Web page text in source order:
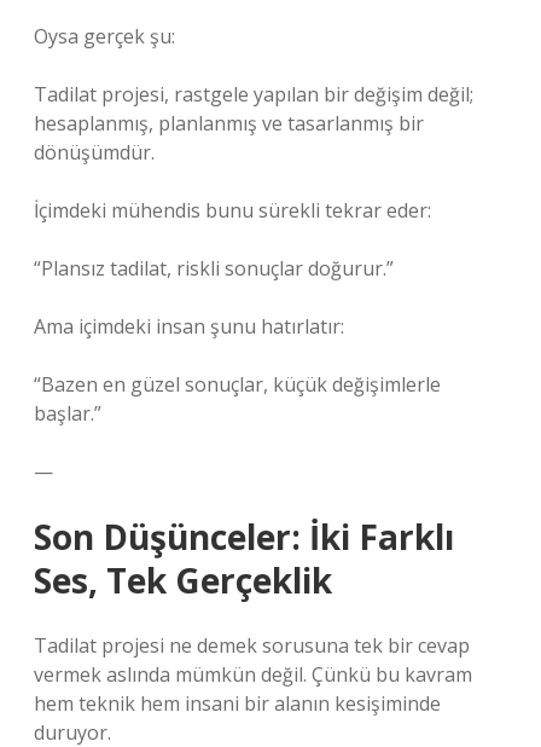
Oysa gerçek şu:
Tadilat projesi, rastgele yapılan bir değişim değil;
hesaplanmış, planlanmış ve tasarlanmış bir
dönüşümdür.
İçimdeki mühendis bunu sürekli tekrar eder:
“Plansız tadilat, riskli sonuçlar doğurur.”
Ama içimdeki insan şunu hatırlatır:
“Bazen en güzel sonuçlar, küçük değişimlerle
başlar.”
—
Son Düşünceler: İki Farklı
Ses, Tek Gerçeklik
Tadilat projesi ne demek sorusuna tek bir cevap
vermek aslında mümkün değil. Çünkü bu kavram
hem teknik hem insani bir alanın kesişiminde
duruyor.